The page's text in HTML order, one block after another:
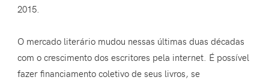
2015.
O mercado literário mudou nessas últimas duas décadas
com o crescimento dos escritores pela internet. É possível
fazer financiamento coletivo de seus livros, se